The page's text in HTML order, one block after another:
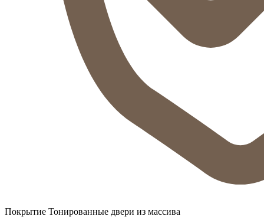
Покрытие Тонированные двери из массива